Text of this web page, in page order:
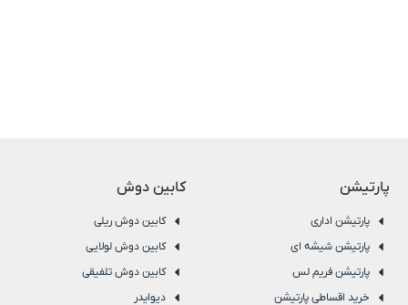
پارتیشن
پارتیشن اداری
پارتیشن شیشه ای
پارتیشن فریم لس
خرید اقساطی پارتیشن
کابین دوش
کابین دوش ریلی
کابین دوش لولایی
کابین دوش تلفیقی
دیوایدر